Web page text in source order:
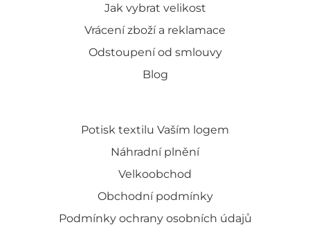
Jak vybrat velikost
Vrácení zboží a reklamace
Odstoupení od smlouvy
Blog
Potisk textilu Vaším logem
Náhradní plnění
Velkoobchod
Obchodní podmínky
Podmínky ochrany osobních údajů